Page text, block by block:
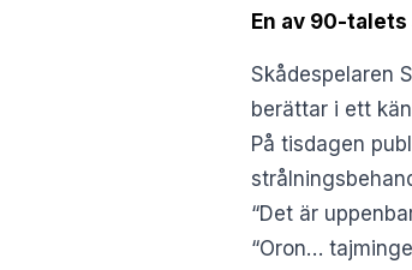
En av 90-
Skådespelaren
berättar i ett
På tisdagen
“Det är
“Oron…